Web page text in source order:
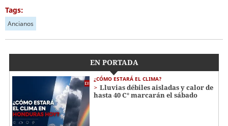
Tags:
Ancianos
EN PORTADA
¿CÓMO ESTARÁ EL CLIMA?
Lluvias débiles aisladas y calor de
hasta 40 C° marcarán el sábado